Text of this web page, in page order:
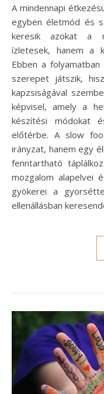
A mindennapi étkezésünk nem pusztán táplálkozás, hanem
egyben életmód és
keresik azokat a
ízletesek, hanem a
Ebben a
szerepet játszik,
kapzsiságával
képvisel, amely a
készítési módokat
előtérbe. A slow
irányzat, hanem egy
fenntartható
mozgalom alapelvei
gyökerei a
ellenállásban